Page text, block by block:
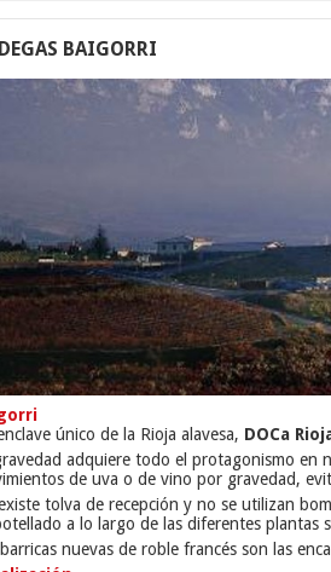
BAIGORRI
único de la Rioja alavesa, DOCa
adquiere todo el protagonismo en
de uva o de vino por gravedad,
tolva de recepción y no se utilizan
a lo largo de las diferentes plantas
nuevas de roble francés son las